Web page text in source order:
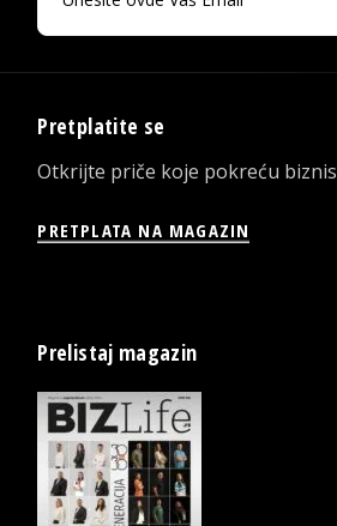
Pretplatite se
Otkrijte priče koje pokreću biznis
PRETPLATA NA MAGAZIN
Prelistaj magazin